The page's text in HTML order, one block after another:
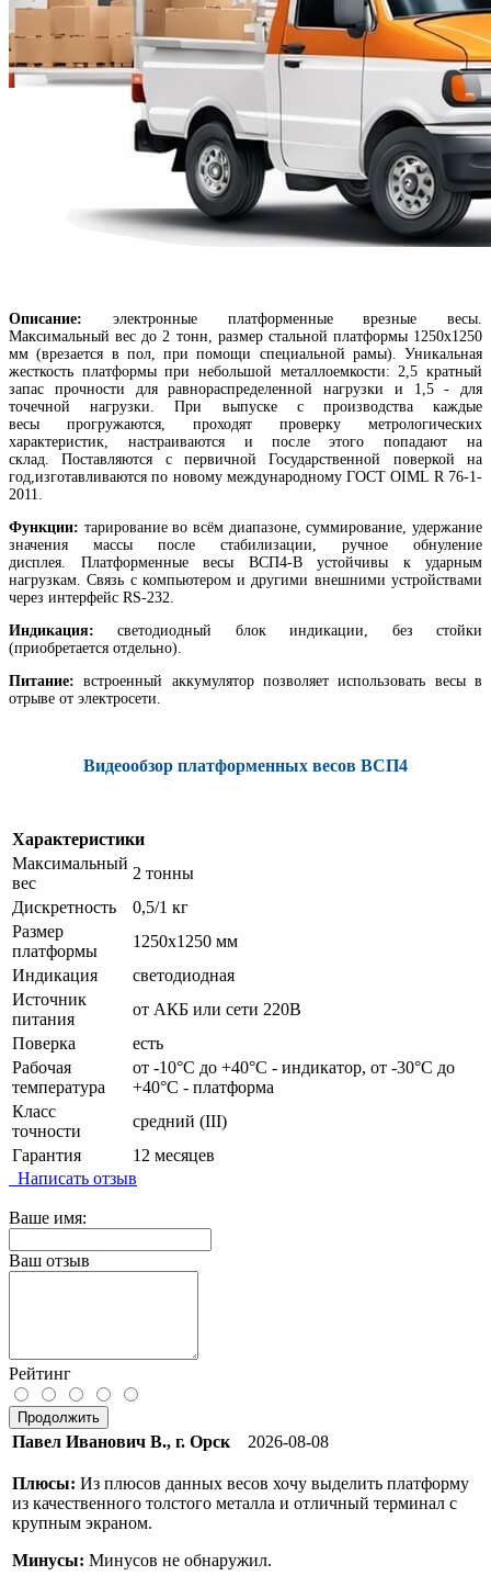
Описание: электронные платформенные врезные весы.
Максимальный вес до 2 тонн, размер стальной платформы 1250х1250
мм (врезается в пол, при помощи специальной рамы). Уникальная
жесткость платформы при небольшой металлоемкости: 2,5 кратный
запас прочности для равнораспределенной нагрузки и 1,5 - для
точечной нагрузки. При выпуске с производства каждые
весы прогружаются, проходят проверку метрологических
характеристик, настраиваются и после этого попадают на
склад. Поставляются с первичной Государственной поверкой на
год,изготавливаются по новому международному ГОСТ OIML R 76-1-
2011.
Функции: тарирование во всём диапазоне, суммирование, удержание
значения массы после стабилизации, ручное обнуление
дисплея. Платформенные весы ВСП4-В устойчивы к ударным
нагрузкам. Связь с компьютером и другими внешними устройствами
через интерфейс RS-232.
Индикация:светодиодный блок индикации, без стойки
(приобретается отдельно).
Питание:встроенный аккумулятор позволяет использовать весы в
отрыве от электросети.
Видеообзор платформенных весов ВСП4
Характеристики
Максимальный
вес
2 тонны
Дискретность
0,5/1 кг
Размер
платформы
1250х1250 мм
Индикация
светодиодная
Источник
питания
от АКБ или сети 220В
Поверка
есть
Рабочая
температура
от -10°C до +40°C - индикатор, от -30°C до
+40°C - платформа
Класс
точности
средний (III)
Гарантия
12 месяцев
Написать отзыв
Ваше имя:
Ваш отзыв
Рейтинг
Продолжить
Павел Иванович В., г. Орск 2026-08-08
Плюсы: Из плюсов данных весов хочу выделить платформу
из качественного толстого металла и отличный терминал с
крупным экраном.
Минусы: Минусов не обнаружил.